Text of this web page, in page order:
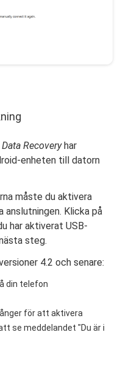
Recoveryhar
enheten till datorn
måste du aktivera
Klicka på
har aktiverat USB-
steg.
4.2 och senare:
din telefon
för att aktivera
se meddelandet "Du är i